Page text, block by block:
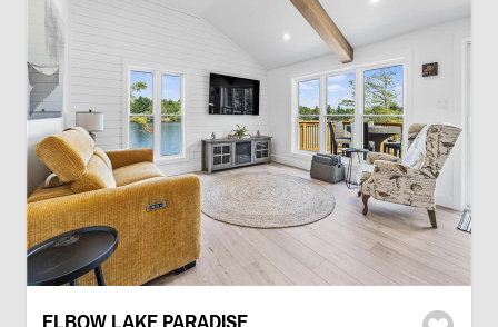
ELBOW LAKE PARADISE